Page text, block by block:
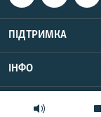
ПІДТРИМКА
ІНФО